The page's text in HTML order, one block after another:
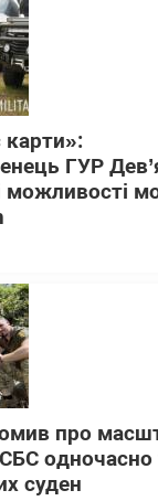
карти»:
ГУР
можливості
про
одночасно
суден